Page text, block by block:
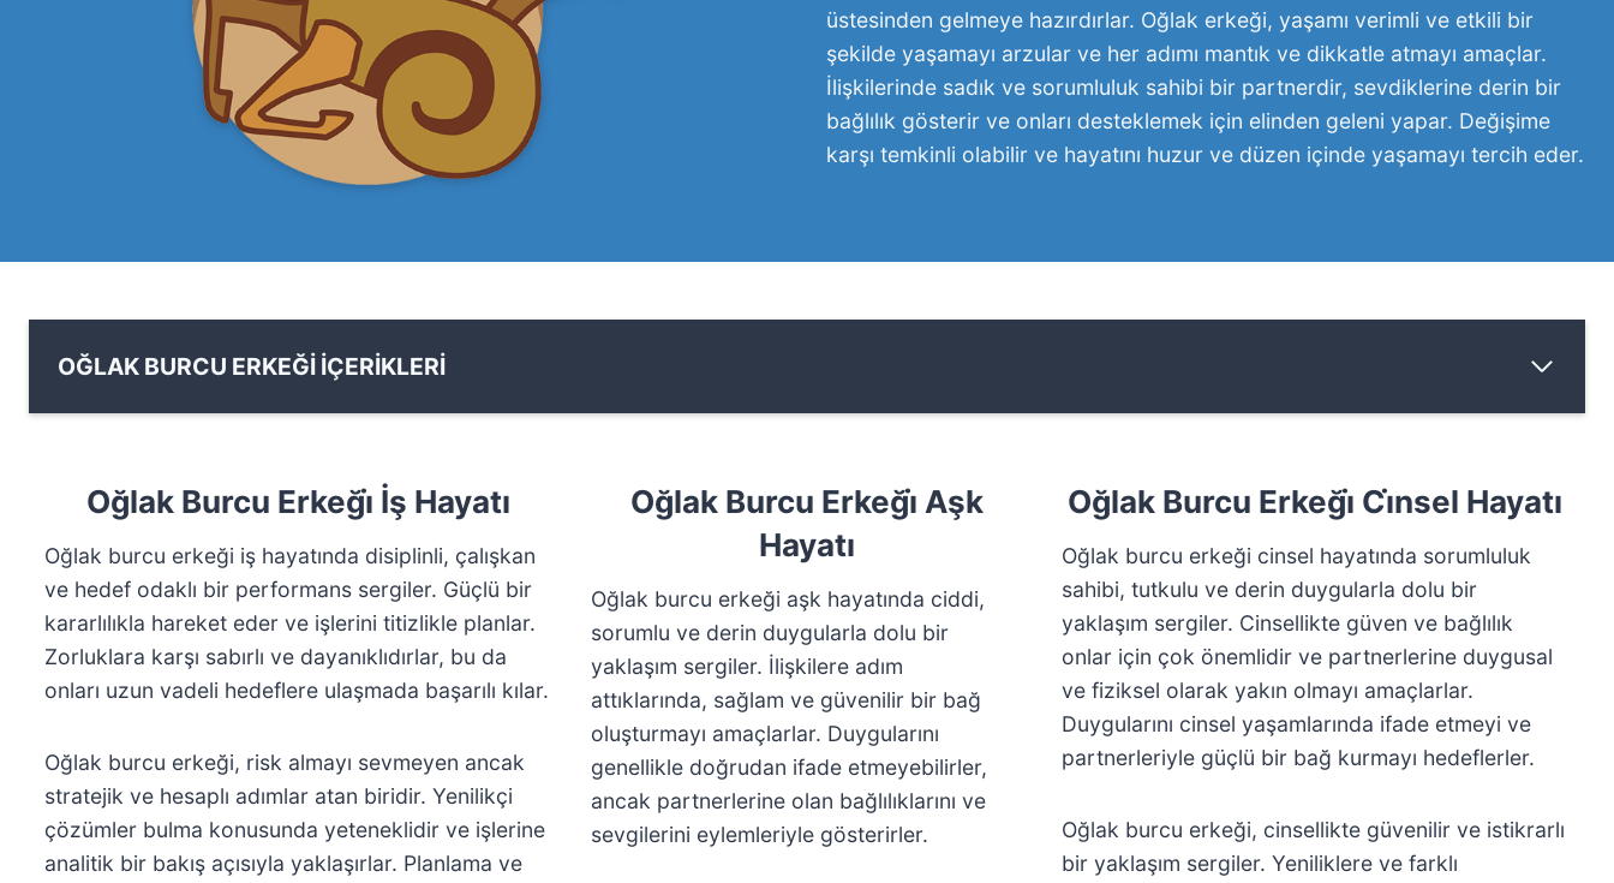
üstesinden gelmeye hazırdırlar. Oğlak erkeği, yaşamı verimli ve etkili bir
şekilde yaşamayı arzular ve her adımı mantık ve dikkatle atmayı amaçlar.
İlişkilerinde sadık ve sorumluluk sahibi bir partnerdir, sevdiklerine derin bir
bağlılık gösterir ve onları desteklemek için elinden geleni yapar. Değişime
karşı temkinli olabilir ve hayatını huzur ve düzen içinde yaşamayı tercih eder.
OĞLAK BURCU ERKEĞİ İÇERİKLERİ
Oğlak Burcu Erkeği̇ İş Hayatı
Oğlak burcu erkeği iş hayatında disiplinli, çalışkan
ve hedef odaklı bir performans sergiler. Güçlü bir
kararlılıkla hareket eder ve işlerini titizlikle planlar.
Zorluklara karşı sabırlı ve dayanıklıdırlar, bu da
onları uzun vadeli hedeflere ulaşmada başarılı kılar.
Oğlak burcu erkeği, risk almayı sevmeyen ancak
stratejik ve hesaplı adımlar atan biridir. Yenilikçi
çözümler bulma konusunda yeteneklidir ve işlerine
analitik bir bakış açısıyla yaklaşırlar. Planlama ve
Oğlak Burcu Erkeği̇ Aşk
Hayatı
Oğlak burcu erkeği aşk hayatında ciddi,
sorumlu ve derin duygularla dolu bir
yaklaşım sergiler. İlişkilere adım
attıklarında, sağlam ve güvenilir bir bağ
oluşturmayı amaçlarlar. Duygularını
genellikle doğrudan ifade etmeyebilirler,
ancak partnerlerine olan bağlılıklarını ve
sevgilerini eylemleriyle gösterirler.
Oğlak Burcu Erkeği̇ Ci̇nsel Hayatı
Oğlak burcu erkeği cinsel hayatında sorumluluk
sahibi, tutkulu ve derin duygularla dolu bir
yaklaşım sergiler. Cinsellikte güven ve bağlılık
onlar için çok önemlidir ve partnerlerine duygusal
ve fiziksel olarak yakın olmayı amaçlarlar.
Duygularını cinsel yaşamlarında ifade etmeyi ve
partnerleriyle güçlü bir bağ kurmayı hedeflerler.
Oğlak burcu erkeği, cinsellikte güvenilir ve istikrarlı
bir yaklaşım sergiler. Yeniliklere ve farklı